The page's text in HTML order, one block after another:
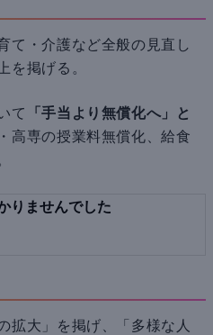
て・介護など全般の見直し
を掲げる。
て
「手当より無償化へ」と
高専の授業料無償化、給食
りませんでした
拡大」を掲げ、「多様な人